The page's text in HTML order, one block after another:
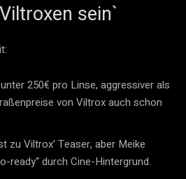
sein`
250€ pro Linse, aggressiver als
von Viltrox auch schon
zu Viltrox’ Teaser, aber Meike
ready“ durch Cine-Hintergrund.